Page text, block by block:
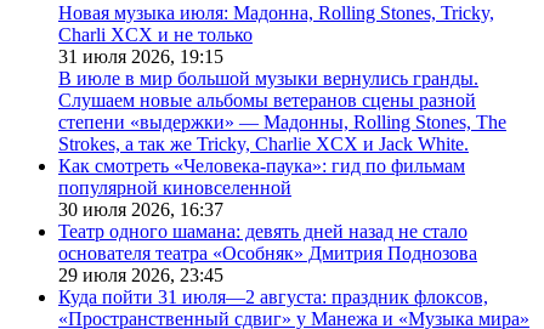
Новая музыка июля: Мадонна, Rolling Stones, Tricky,
Charli XCX и не только
31 июля 2026, 19:15
В июле в мир большой музыки вернулись гранды.
Слушаем новые альбомы ветеранов сцены разной
степени «выдержки» — Мадонны, Rolling Stones, The
Strokes, а так же Tricky, Charlie XCX и Jack White.
Как смотреть «Человека-паука»: гид по фильмам
популярной киновселенной
30 июля 2026, 16:37
Театр одного шамана: девять дней назад не стало
основателя театра «Особняк» Дмитрия Поднозова
29 июля 2026, 23:45
Куда пойти 31 июля—2 августа: праздник флоксов,
«Пространственный сдвиг» у Манежа и «Музыка мира»